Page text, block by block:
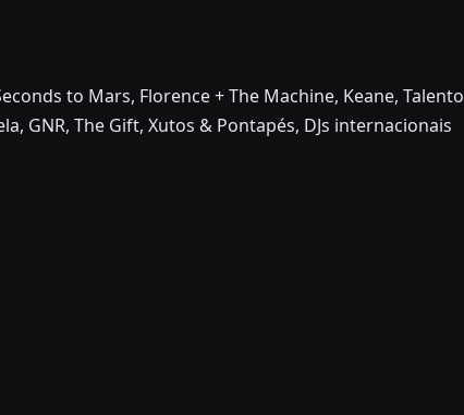
to Mars, Florence + The Machine, Keane, Talento
GNR, The Gift, Xutos & Pontapés, DJs internacionais